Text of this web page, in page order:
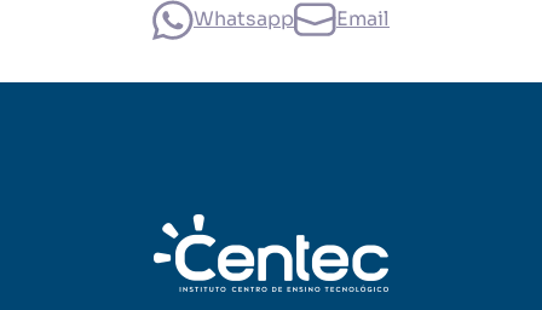
Whatsapp
Email